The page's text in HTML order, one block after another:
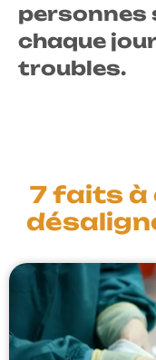
personnes
chaque
troubles.
7 faits à